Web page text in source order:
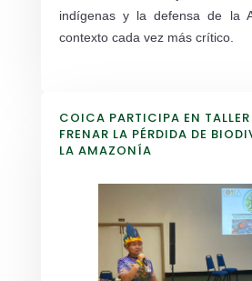
indígenas y la defensa de la
contexto cada vez más crítico.
COICA PARTICIPA EN
FRENAR LA PÉRDIDA DE
LA AMAZONÍA